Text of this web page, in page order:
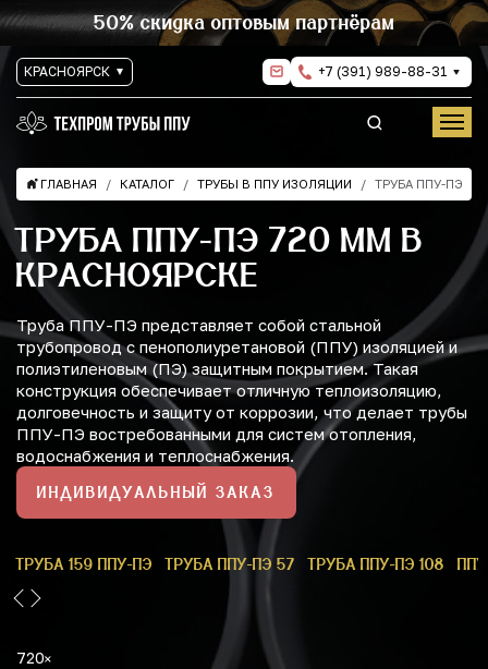
50% скидка оптовым партнёрам
КРАСНОЯРСК +7 (391) 989-88-31
ГЛАВНАЯ КАТАЛОГ ТРУБЫ В ППУ ИЗОЛЯЦИИ ТРУБА ППУ-ПЭ
ТРУБА ППУ-ПЭ 720 ММ В
КРАСНОЯРСКЕ
Труба ППУ-ПЭ представляет собой стальной
трубопровод с пенополиуретановой (ППУ) изоляцией и
полиэтиленовым (ПЭ) защитным покрытием. Такая
конструкция обеспечивает отличную теплоизоляцию,
долговечность и защиту от коррозии, что делает трубы
ППУ-ПЭ востребованными для систем отопления,
водоснабжения и теплоснабжения.
ИНДИВИДУАЛЬНЫЙ ЗАКАЗ
ТРУБА 159 ППУ-ПЭ ТРУБА ППУ-ПЭ 57 ТРУБА ППУ-ПЭ 108
720